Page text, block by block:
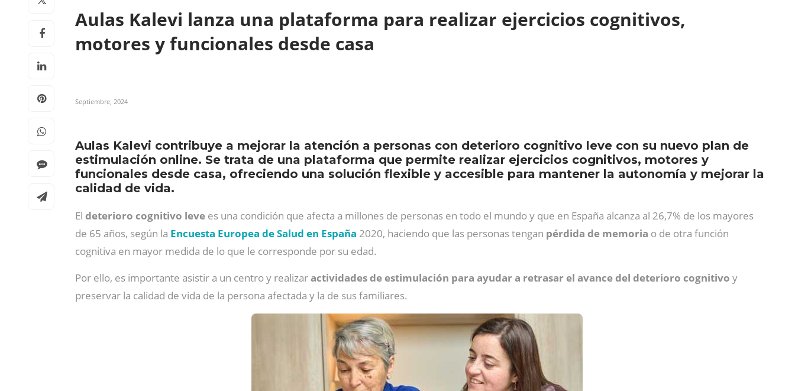
Aulas Kalevi lanza una plataforma para realizar ejercicios cognitivos,
motores y funcionales desde casa
Septiembre, 2024
Aulas Kalevi contribuye a mejorar la atención a personas con deterioro cognitivo leve con su nuevo plan de
estimulación online. Se trata de una plataforma que permite realizar ejercicios cognitivos, motores y
funcionales desde casa, ofreciendo una solución flexible y accesible para mantener la autonomía y mejorar la
calidad de vida.
El deterioro cognitivo leve es una condición que afecta a millones de personas en todo el mundo y que en España alcanza al 26,7% de los mayores
de 65 años, según la Encuesta Europea de Salud en España 2020, haciendo que las personas tengan pérdida de memoria o de otra función
cognitiva en mayor medida de lo que le corresponde por su edad.
Por ello, es importante asistir a un centro y realizaractividades de estimulación para ayudar a retrasar el avance del deterioro cognitivo y
preservar la calidad de vida de la persona afectada y la de sus familiares.